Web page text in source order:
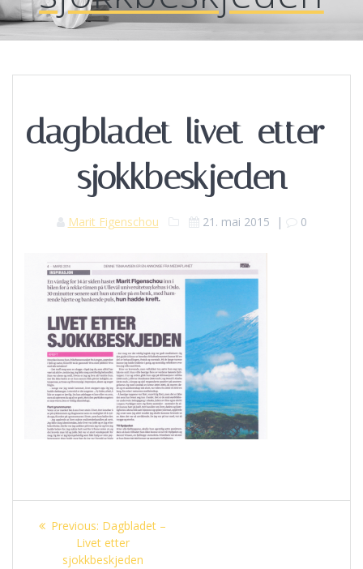
dagbladet-livet-etter-
sjokkbeskjeden
Marit Figenschou 21. mai 2015 | 0
Innleggsnavigasjon
Previous: Previous
post:
Dagbladet –
Livet etter
sjokkbeskjeden